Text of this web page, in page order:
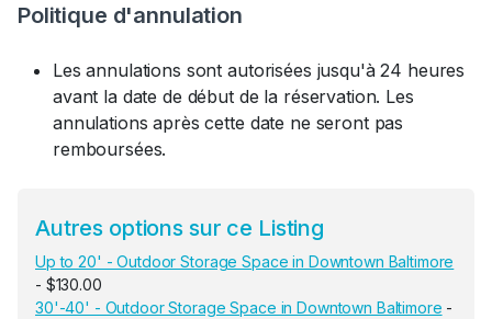
Politique d'annulation
Les annulations sont autorisées jusqu'à 24 heures
avant la date de début de la réservation. Les
annulations après cette date ne seront pas
remboursées.
Autres options sur ce Listing
Up to 20' - Outdoor Storage Space in Downtown Baltimore
- $130.00
30'-40' - Outdoor Storage Space in Downtown Baltimore -